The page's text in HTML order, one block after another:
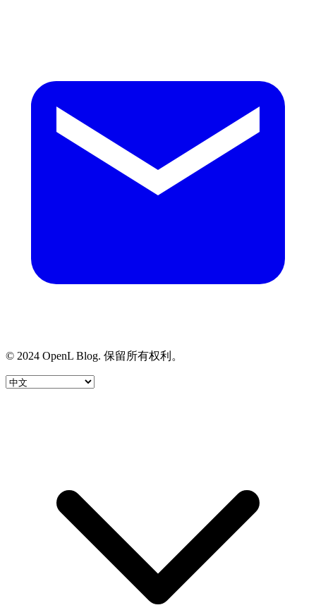
© 2024 OpenL Blog. 保留所有权利。